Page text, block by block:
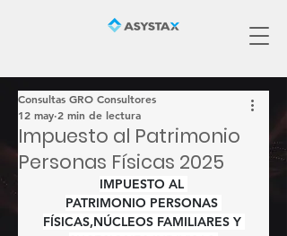
Impuesto al Patrimonio
Personas Físicas 2025
Consultas GRO Consultores
12 may 2 min de lectura
IMPUESTO AL
PATRIMONIO PERSONAS
FÍSICAS,NÚCLEOS FAMILIARES Y